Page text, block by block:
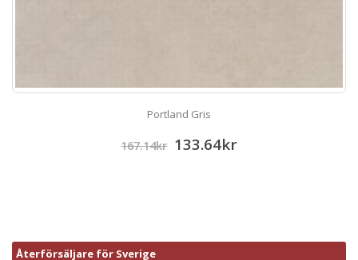
Portland Gris
167.14kr 133.64kr
Återförsäljare för Sverige